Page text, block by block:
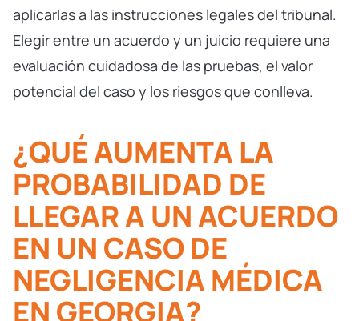
aplicarlas a las instrucciones legales del tribunal.
Elegir entre un acuerdo y un juicio requiere una
evaluación cuidadosa de las pruebas, el valor
potencial del caso y los riesgos que conlleva.
¿QUÉ AUMENTA LA
PROBABILIDAD DE
LLEGAR A UN ACUERDO
EN UN CASO DE
NEGLIGENCIA MÉDICA
EN GEORGIA?